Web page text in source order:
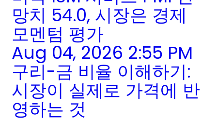
망치 54.0, 시장은 경제
모멘텀 평가
Aug 04, 2026 2:55 PM
구리-금 비율 이해하기:
시장이 실제로 가격에 반
영하는 것